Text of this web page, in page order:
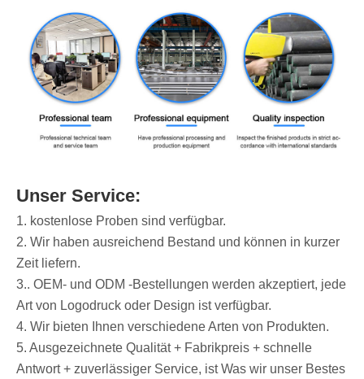
Unser Service:
1. kostenlose Proben sind verfügbar.
2. Wir haben ausreichend Bestand und können in kurzer
Zeit liefern.
3.. OEM- und ODM -Bestellungen werden akzeptiert, jede
Art von Logodruck oder Design ist verfügbar.
4. Wir bieten Ihnen verschiedene Arten von Produkten.
5. Ausgezeichnete Qualität + Fabrikpreis + schnelle
Antwort + zuverlässiger Service, ist Was wir unser Bestes